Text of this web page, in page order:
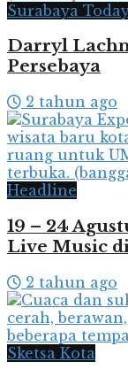
Surabaya
Darryl
Persebaya
2 tahun ago
Headline
19 – 24
Live Music
2 tahun ago
Sketsa Kota